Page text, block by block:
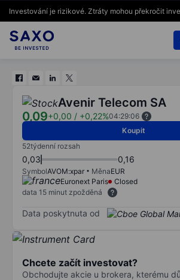
Investování je rizikové. Ztráty mohou překročit
Avenir Telecom SA
0,09+0,00 / +0,22%04:29:06
Koupit
52týdenní rozsah
0,03 0,16
SymbolAVOM:xpar MěnaEUR
Euronext Paris
Closed
data 15 minut zpožděná
Data poskytnuta od
Chcete začít investovat?
Obchodujte akcie u brokera, kterému